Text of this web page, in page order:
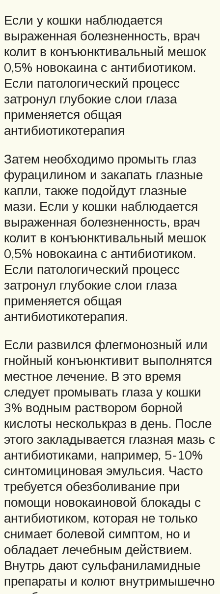
Если у кошки наблюдается
выраженная болезненность, врач
колит в конъюнктивальный мешок
0,5% новокаина с антибиотиком.
Если патологический процесс
затронул глубокие слои глаза
применяется общая
антибиотикотерапия
Затем необходимо промыть глаз
фурацилином и закапать глазные
капли, также подойдут глазные
мази. Если у кошки наблюдается
выраженная болезненность, врач
колит в конъюнктивальный мешок
0,5% новокаина с антибиотиком.
Если патологический процесс
затронул глубокие слои глаза
применяется общая
антибиотикотерапия.
Если развился флегмонозный или
гнойный конъюнктивит выполнятся
местное лечение. В это время
следует промывать глаза у кошки
3% водным раствором борной
кислоты несколькраз в день. После
этого закладывается глазная мазь с
антибиотиками, например, 5-10%
синтомициновая эмульсия. Часто
требуется обезболивание при
помощи новокаиновой блокады с
антибиотиком, которая не только
снимает болевой симптом, но и
обладает лечебным действием.
Внутрь дают сульфаниламидные
препараты и колют внутримышечно